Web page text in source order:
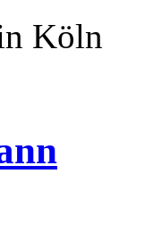
Köln